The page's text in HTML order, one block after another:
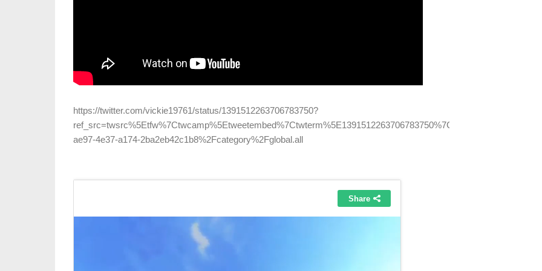
https://twitter.com/vickie19761/status/1391512263706783750?
ae97-4e37-a174-2ba2eb42c1b8%2Fcategory%2Fglobal.all